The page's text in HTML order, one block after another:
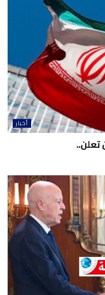
أخبار
تعلن..